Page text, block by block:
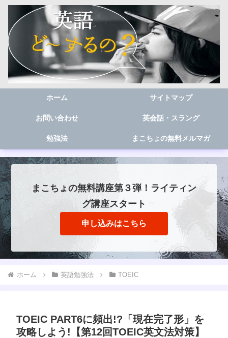
ホーム サイトマップ
お問い合わせ 英会話・スラング
勉強法 まこちょの無料メルマガ
まこちょの無料講座第３弾！ライティン
グ講座スタート
申し込みはこちら
ホーム 英語勉強法 TOEIC
TOEIC PART6に頻出!?「現在完了形」を
攻略しよう!【第12回TOEIC英文法対策】